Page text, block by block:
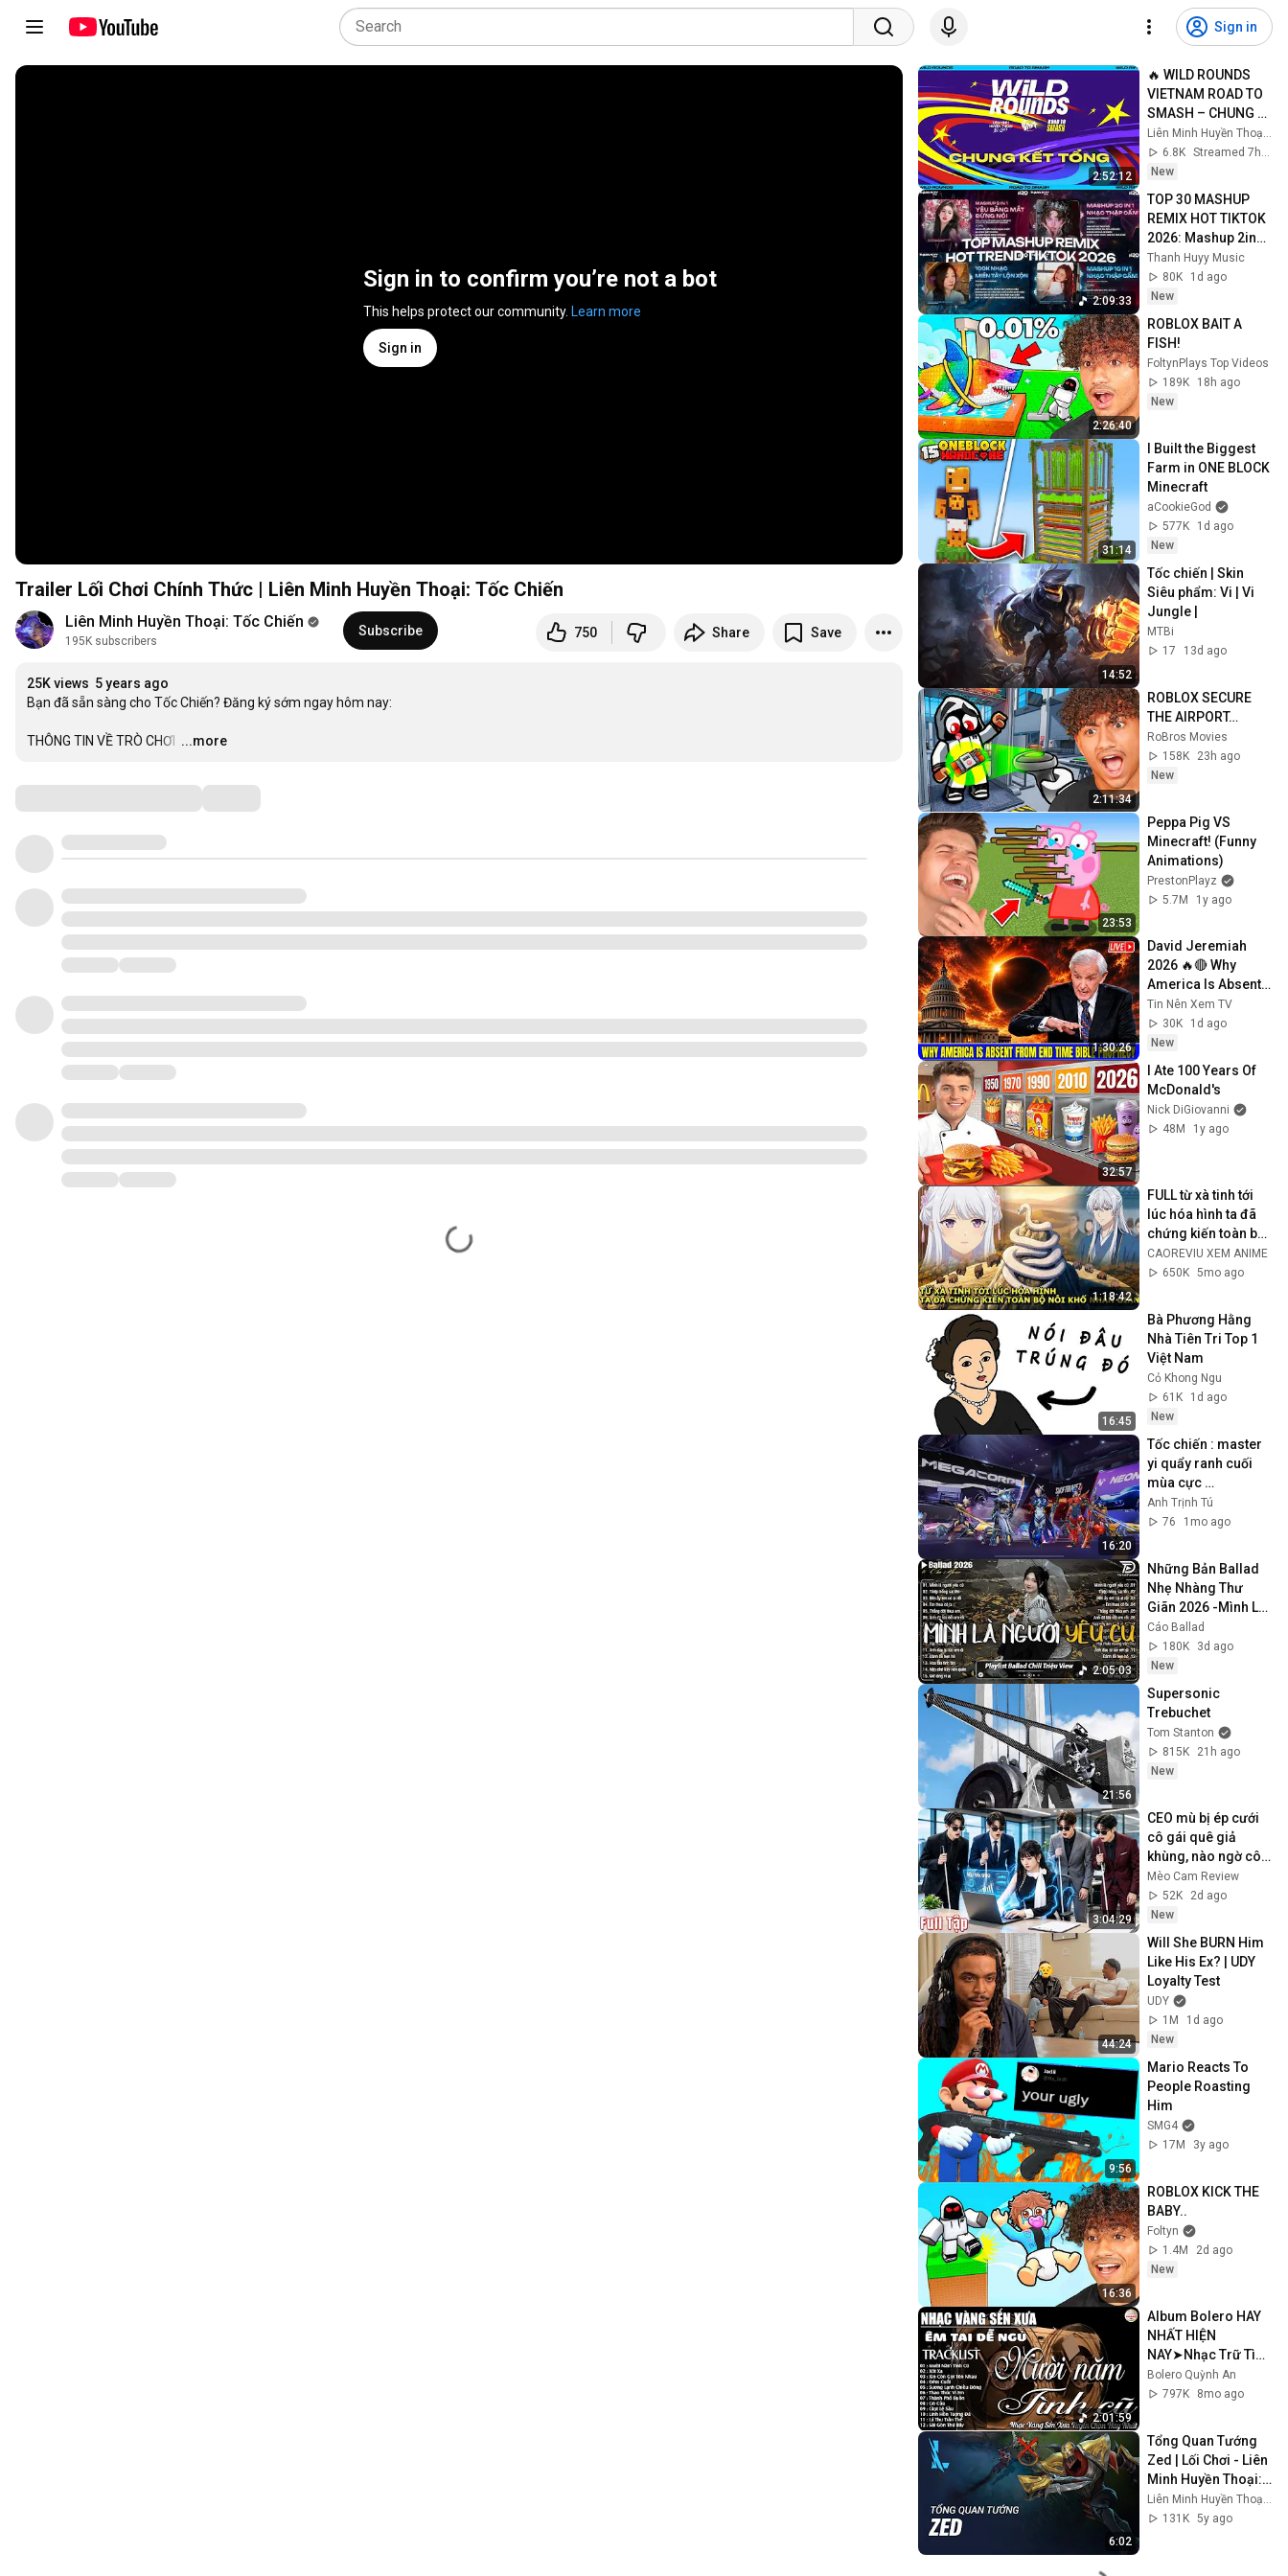
Sign in
Sign in to confirm you’re not a bot
This helps protect our community. Learn more
Sign in
Trailer Lối Chơi Chính Thức | Liên Minh Huyền Thoại: Tốc Chiến
Liên Minh Huyền Thoại: Tốc Chiến
195K subscribers
Subscribe 750 Share Save
25K views 5 years ago
Bạn đã sẵn sàng cho Tốc Chiến? Đăng ký sớm ngay hôm nay:
THÔNG TIN VỀ TRÒ CHƠI …
...more
2:52:12
🔥 WILD ROUNDS
VIETNAM ROAD TO
SMASH – CHUNG
KẾT TỔNG
Liên Minh Huyền Thoại: Tốc Chiến
6.8K
Streamed 7h ago
New
2:09:33
TOP 30 MASHUP
REMIX HOT TIKTOK
2026: Mashup 2in1
Yêu Bằng Mắt x
Đừng Nói, Mashup
20in1 Nhạc Thập
Thanh Huyy Music
80K
1d ago
New
2:26:40
ROBLOX BAIT A
FISH!
FoltynPlays Top Videos
189K
18h ago
New
31:14
I Built the Biggest
Farm in ONE BLOCK
Minecraft
aCookieGod
577K
1d ago
New
14:52
Tốc chiến | Skin
Siêu phẩm: Vi | Vi
Jungle |
MTBi
17
13d ago
2:11:34
ROBLOX SECURE
THE AIRPORT…
RoBros Movies
158K
23h ago
New
23:53
Peppa Pig VS
Minecraft! (Funny
Animations)
PrestonPlayz
5.7M
1y ago
1:30:26
David Jeremiah
2026 🔥🔴 Why
America Is Absent
From End Time
Bible Prophecy 💥🔴
David Jeremiah
Sermons
Tin Nên Xem TV
30K
1d ago
New
32:57
I Ate 100 Years Of
McDonald's
Nick DiGiovanni
48M
1y ago
1:18:42
FULL từ xà tinh tới
lúc hóa hình ta đã
chứng kiến toàn bộ
nỗi thống khổ của
nhân gian
CAOREVIU XEM ANIME
650K 5mo ago
16:45
Bà Phương Hằng
Nhà Tiên Tri Top 1
Việt Nam
Cỏ Khong Ngu
61K
1d ago
New
16:20
Tốc chiến : master
yi quẩy ranh cuối
mùa cực
chiến#wildrift
#tốcchiến
Anh Trịnh Tú
76
1mo ago
2:05:03
Những Bản Ballad
Nhẹ Nhàng Thư
Giãn 2026 -Mình Là
Người Yêu Cũ ♫Top
25 Bản Ballad Bất
Hủ Về Tình Yêu
Cáo Ballad
180K
3d ago
New
21:56
Supersonic
Trebuchet
Tom Stanton
815K
21h ago
New
3:04:29
CEO mù bị ép cưới
cô gái quê giả
khùng, nào ngờ cô
ấy là " Thiên Tài
Chứng Khoán "
cướp trái tim anh
Mèo Cam Review
52K
2d ago
New
44:24
Will She BURN Him
Like His Ex? | UDY
Loyalty Test
UDY
1M
1d ago
New
9:56
Mario Reacts To
People Roasting
Him
SMG4
17M
3y ago
16:36
ROBLOX KICK THE
BABY..
Foltyn
1.4M
2d ago
New
2:01:59
Album Bolero HAY
NHẤT HIỆN
NAY➤Nhạc Trữ Tình
DIỄN QUÂN CỰC ÊM
TAI Toàn Bài
CỰC KỲ HAY
Bolero Quỳnh An
797K
8mo ago
6:02
Tổng Quan Tướng
Zed | Lối Chơi - Liên
Minh Huyền Thoại:
Tốc Chiến
131K 5y ago